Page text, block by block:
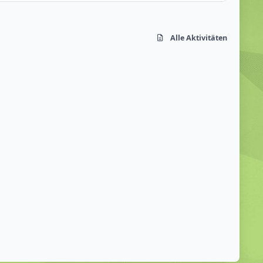
Alle Aktivitäten